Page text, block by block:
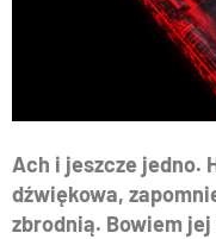
Ach i jeszcze jedno.
dźwiękowa,
zbrodnią. Bowiem